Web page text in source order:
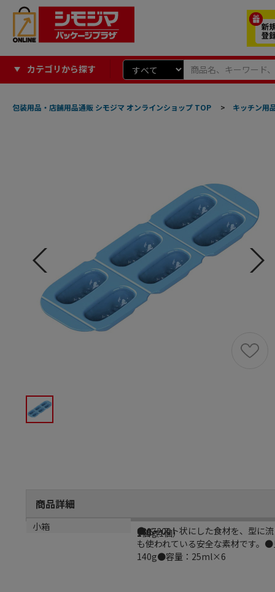
カテゴリから探す
包装用品・店舗用品通販 シモジマ オンラインショップ TOP > キッチン用
商品詳細
商品説明
●ペースト状にした食材を、型に
も使われている安全な素材です。
140g●容量：25ml×6
メーカー品番
0897200
カラー
ブルー
重量
140g
小箱
1個（1個）